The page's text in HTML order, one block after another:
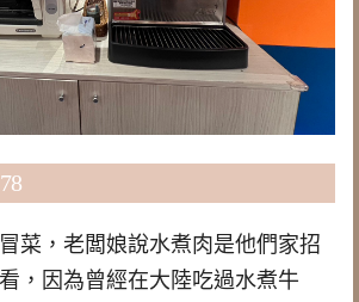
菜，老闆娘說水煮肉是他們家招
，因為曾經在大陸吃過水煮牛